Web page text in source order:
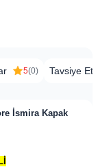
5(0) Tavsiye Et
İsmira Kapak